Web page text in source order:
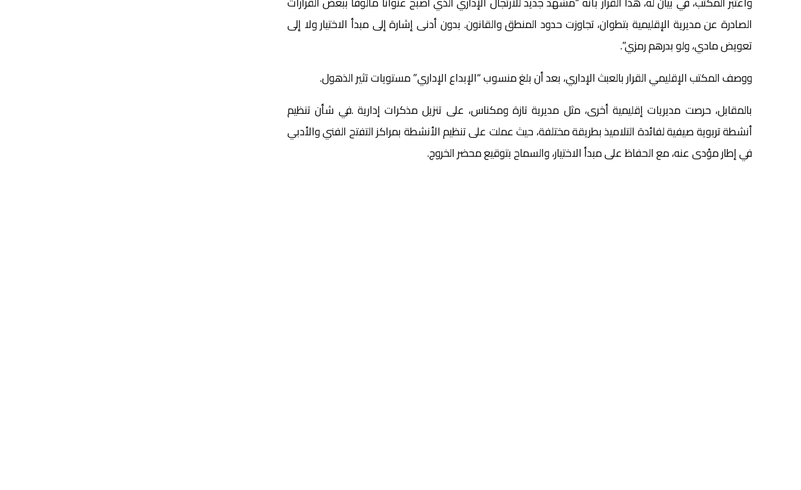
الصادرة عن مديرية الإقليمية بتطوان، تجاوزت حدود المنطق والقانون. بدون أدنى إشارة إلى مبدأ الاختيار ولا إلى
تعويض مادي، ولو بدرهم رمزي”.
ووصف المكتب الإقليمي القرار بالعبث الإداري، بعد أن بلغ منسوب “الإبداع الإداري” مستويات تثير الذهول.
بالمقابل، حرصت مديريات إقليمية أخرى، مثل مديرية تازة ومكناس، على تنزيل مذكرات إدارية .في شأن تنظيم
أنشطة تربوية صيفية لفائدة التلاميذ بطريقة مختلفة، حيث عملت على تنظيم الأنشطة بمراكز التفتح الفني والأدبي
في إطار مؤدى عنه، مع الحفاظ على مبدأ الاختيار، والسماح بتوقيع محضر الخروج.